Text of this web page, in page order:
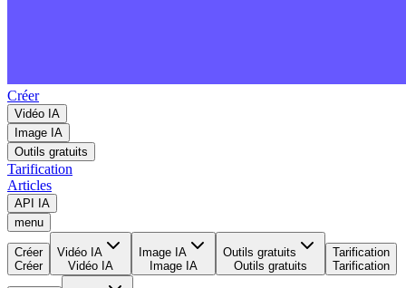
Créer
Vidéo IA
Image IA
Outils gratuits
Tarification
Articles
API IA
menu
Créer
Créer
Vidéo IA
Vidéo IA
Image IA
Image IA
Outils gratuits
Outils gratuits
Tarification
Tarification